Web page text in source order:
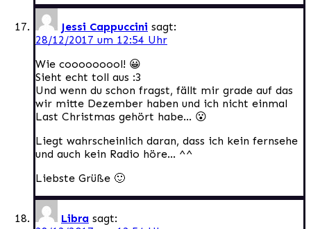
Jessi Cappuccini sagt:
28/12/2017 um 12:54 Uhr
Wie cooooooool! 😀
Sieht echt toll aus :3
Und wenn du schon fragst, fällt mir grade auf das
wir mitte Dezember haben und ich nicht einmal
Last Christmas gehört habe… 😮
Liegt wahrscheinlich daran, dass ich kein fernsehe
und auch kein Radio höre… ^^
Liebste Grüße 🙂
Libra sagt: